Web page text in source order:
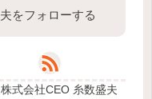
をフォローする
式会社CEO 糸数盛夫